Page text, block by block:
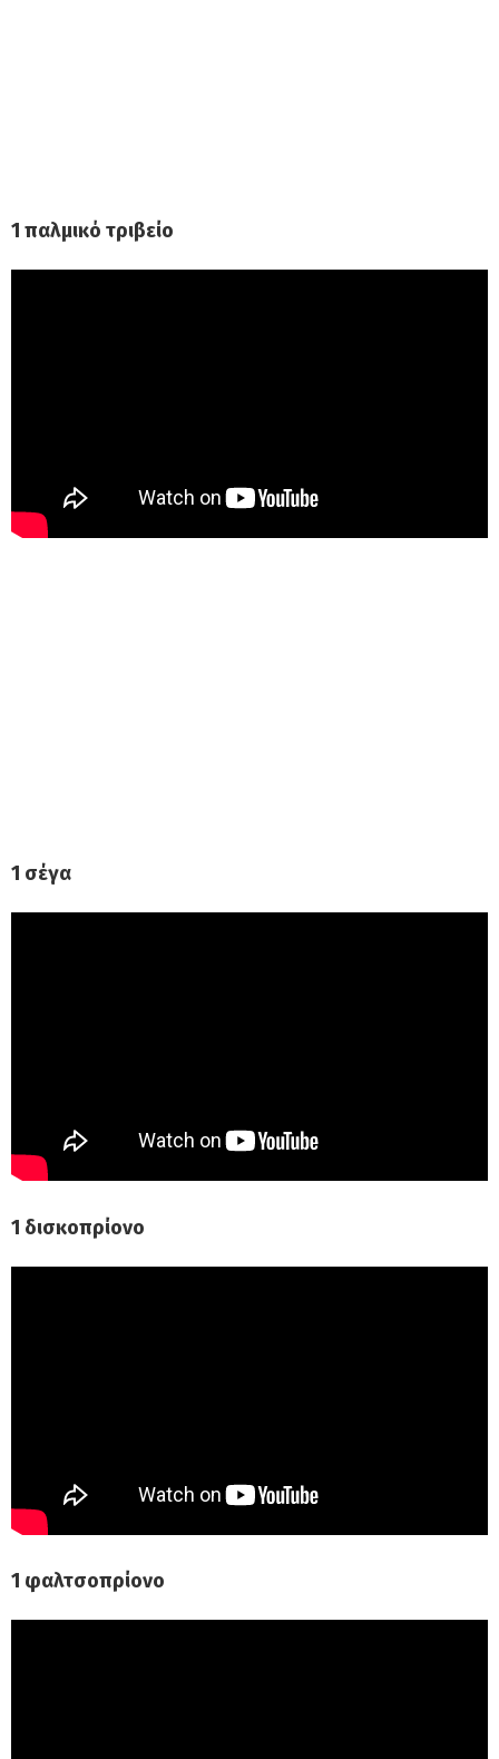
1 παλμικό τριβείο
1 σέγα
1 δισκοπρίονο
1 φαλτσοπρίονο